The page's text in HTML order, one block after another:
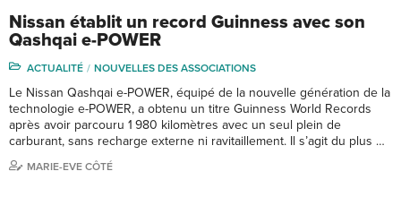
Nissan établit un record Guinness avec son
Qashqai e-POWER
ACTUALITÉ NOUVELLES DES ASSOCIATIONS
Le Nissan Qashqai e-POWER, équipé de la nouvelle génération de la
technologie e-POWER, a obtenu un titre Guinness World Records
après avoir parcouru 1 980 kilomètres avec un seul plein de
carburant, sans recharge externe ni ravitaillement. Il s’agit du plus …
MARIE-EVE CÔTÉ